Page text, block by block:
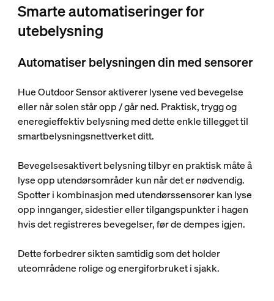
Smarte automatiseringer for
utebelysning
Automatiser belysningen din med sensorer
Hue Outdoor Sensor aktiverer lysene ved bevegelse
eller når solen står opp / går ned. Praktisk, trygg og
eneregieffektiv belysning med dette enkle tillegget til
smartbelysningsnettverket ditt.
Bevegelsesaktivert belysning tilbyr en praktisk måte å
lyse opp utendørsområder kun når det er nødvendig.
Spotter i kombinasjon med utendørssensorer kan lyse
opp innganger, sidestier eller tilgangspunkter i hagen
hvis det registreres bevegelser, før de dempes igjen.
Dette forbedrer sikten samtidig som det holder
uteområdene rolige og energiforbruket i sjakk.